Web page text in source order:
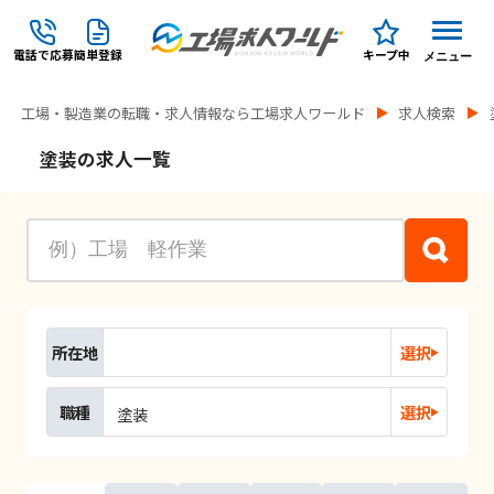
電話で応募簡単登録 キープ中 メニュー
工場・製造業の転職・求人情報なら工場求人ワールド 求人検索
塗装の求人一覧
所在地 選択
職種 塗装 選択